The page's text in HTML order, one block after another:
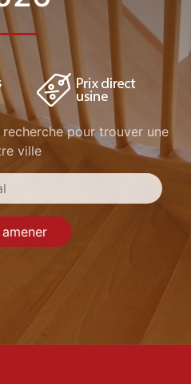
pour trouver une
ville